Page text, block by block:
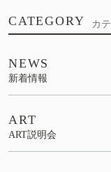
CATEGORY カ
NEWS
新着情報
ART
ART説明会